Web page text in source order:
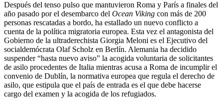
Después del tenso pulso que mantuvieron Roma y París a finales del
año pasado por el desembarco del Ocean Viking con más de 200
personas rescatadas a bordo, ha estallado un nuevo conflicto a
cuenta de la política migratoria europea. Esta vez el antagonista del
Gobierno de la ultraderechista Giorgia Meloni es el Ejecutivo del
socialdemócrata Olaf Scholz en Berlín. Alemania ha decidido
suspender “hasta nuevo aviso” la acogida voluntaria de solicitantes
de asilo procedentes de Italia mientras acusa a Roma de incumplir el
convenio de Dublín, la normativa europea que regula el derecho de
asilo, que estipula que el país de entrada es el que debe hacerse
cargo del examen y la acogida de los refugiados.